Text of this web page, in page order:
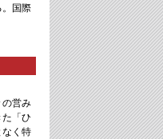
。国際
の営み
「ひ
なく特